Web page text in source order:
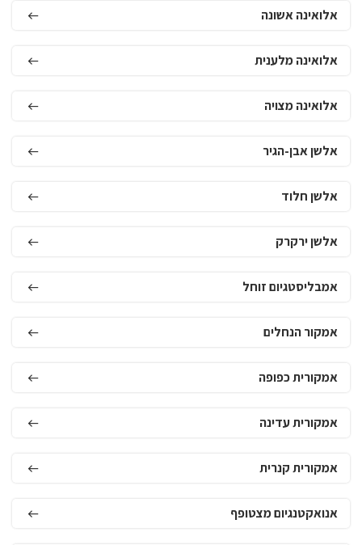
אלואינה אשונה
אלואינה מלענית
אלואינה מצויה
אלשן אבן-הגיר
אלשן חלוד
אלשן ירקרק
אמבליסטגיום זוחל
אמקור הנחלים
אמקורית כפופה
אמקורית עדינה
אמקורית קנרית
אנואקטנגיום מצטופף